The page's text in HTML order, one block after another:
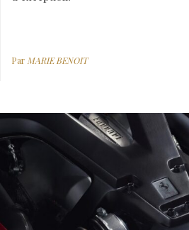
Par MARIE BENOIT